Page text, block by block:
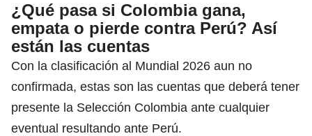
¿Qué pasa si Colombia gana,
empata o pierde contra Perú? Así
están las cuentas
Con la clasificación al Mundial 2026 aun no
confirmada, estas son las cuentas que deberá tener
presente la Selección Colombia ante cualquier
eventual resultando ante Perú.